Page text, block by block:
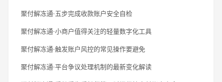
聚付解冻通·五步完成收款账户安全自检
聚付解冻通·小商户值得关注的轻量数字化工具
聚付解冻通·触发账户风控的常见操作要避免
聚付解冻通·平台争议处理机制的最新变化解读